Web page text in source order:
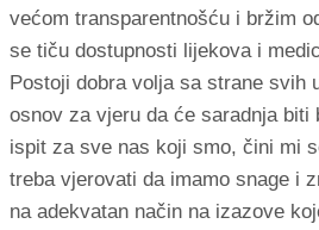
većom transparentnošću i bržim
se tiču dostupnosti lijekova i
Postoji dobra volja sa strane svih
osnov za vjeru da će saradnja biti
ispit za sve nas koji smo, čini mi
treba vjerovati da imamo snage i
na adekvatan način na izazove